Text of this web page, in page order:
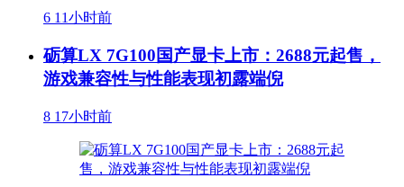
6 11小时前
砺算LX 7G100国产显卡上市：2688元起售，
游戏兼容性与性能表现初露端倪
8 17小时前